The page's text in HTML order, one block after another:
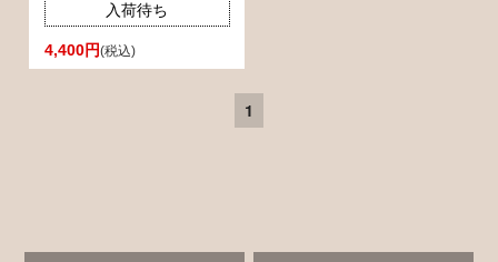
入荷待ち
4,400円(税込)
1